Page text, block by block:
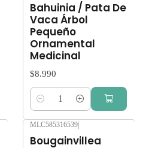
Bahuinia / Pata De
Vaca Árbol
Pequeño
Ornamental
Medicinal
$8.990
Cantidad
MLC585316539|
Bougainvillea